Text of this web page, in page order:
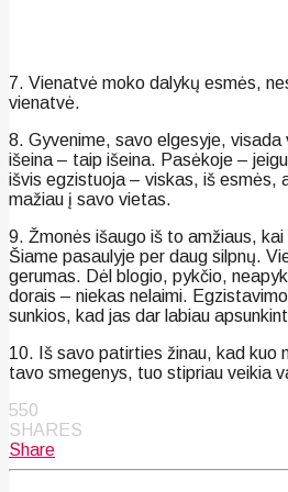
7. Vienatvė moko dalykų esmės,
vienatvė.
8. Gyvenime, savo elgesyje, visada
išeina – taip išeina. Pasėkoje –
išvis egzistuoja – viskas, iš esmės,
mažiau į savo vietas.
9. Žmonės išaugo iš to amžiaus,
Šiame pasaulyje per daug silpnų.
gerumas. Dėl blogio, pykčio,
dorais – niekas nelaimi.
sunkios, kad jas dar labiau
10. Iš savo patirties žinau, kad kuo
tavo smegenys, tuo stipriau veikia
550
SHARES
Share